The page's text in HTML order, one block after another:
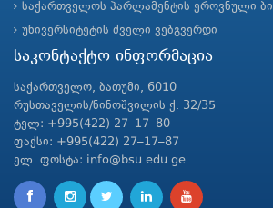
საქართველოს პარლამენტის ეროვნული
უნივერსიტეტის ძველი ვებგვერდი
საკონტაქტო ინფორმაცია
საქართველო, ბათუმი, 6010
რუსთაველის/ნინოშვილის ქ. 32/35
ტელ: +995(422) 27–17–80
ფაქსი: +995(422) 27–17–87
ელ. ფოსტა: info@bsu.edu.ge